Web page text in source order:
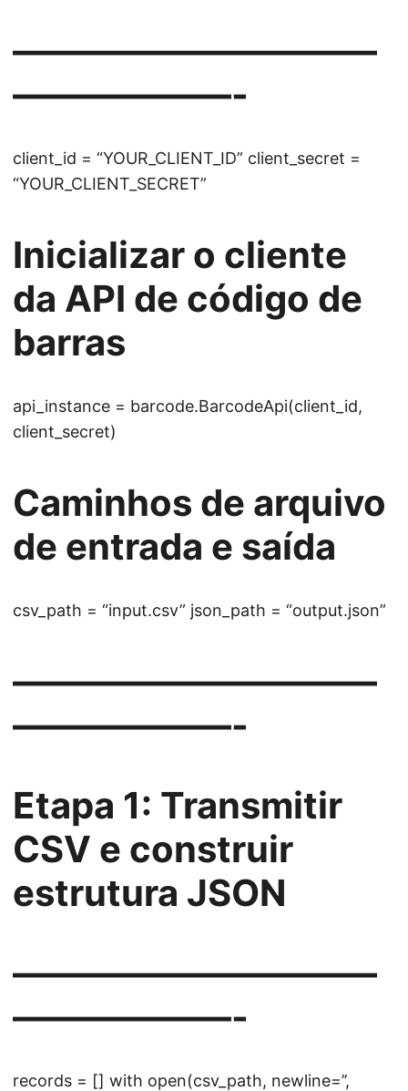
——————————
——————-
client_id = “YOUR_CLIENT_ID” client_secret =
“YOUR_CLIENT_SECRET”
Inicializar o cliente
da API de código de
barras
api_instance = barcode.BarcodeApi(client_id,
client_secret)
Caminhos de arquivo
de entrada e saída
csv_path = “input.csv” json_path = “output.json”
——————————
——————-
Etapa 1: Transmitir
CSV e construir
estrutura JSON
——————————
——————-
records = [] with open(csv_path, newline=’’,